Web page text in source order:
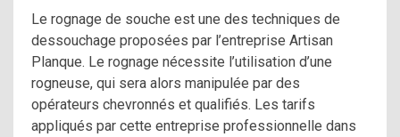
Le rognage de souche est une des techniques de
dessouchage proposées par l’entreprise Artisan
Planque. Le rognage nécessite l’utilisation d’une
rogneuse, qui sera alors manipulée par des
opérateurs chevronnés et qualifiés. Les tarifs
appliqués par cette entreprise professionnelle dans